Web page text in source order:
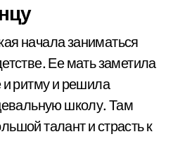
начала заниматься
Ее мать заметила
ритму и решила
школу. Там
талант и страсть к